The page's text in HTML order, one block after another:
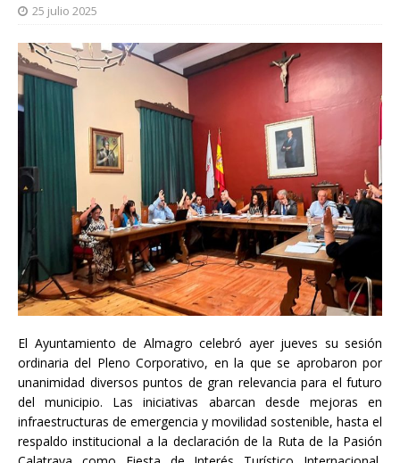
25 julio 2025
El Ayuntamiento de Almagro celebró ayer jueves su sesión
ordinaria del Pleno Corporativo, en la que se aprobaron por
unanimidad diversos puntos de gran relevancia para el futuro
del municipio. Las iniciativas abarcan desde mejoras en
infraestructuras de emergencia y movilidad sostenible, hasta el
respaldo institucional a la declaración de la Ruta de la Pasión